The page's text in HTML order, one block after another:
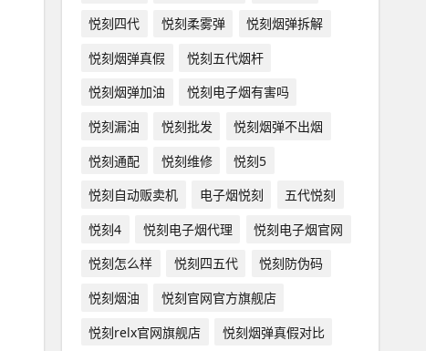
悦刻四代
悦刻柔雾弹
悦刻烟弹拆解
悦刻烟弹真假
悦刻五代烟杆
悦刻烟弹加油
悦刻电子烟有害吗
悦刻漏油
悦刻批发
悦刻烟弹不出烟
悦刻通配
悦刻维修
悦刻5
悦刻自动贩卖机
电子烟悦刻
五代悦刻
悦刻4
悦刻电子烟代理
悦刻电子烟官网
悦刻怎么样
悦刻四五代
悦刻防伪码
悦刻烟油
悦刻官网官方旗舰店
悦刻relx官网旗舰店
悦刻烟弹真假对比